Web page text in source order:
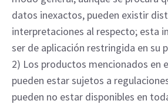
datos inexactos, pueden existir
interpretaciones al respecto; esta
ser de aplicación restringida en su
2) Los productos mencionados en
pueden estar sujetos a
pueden no estar disponibles en